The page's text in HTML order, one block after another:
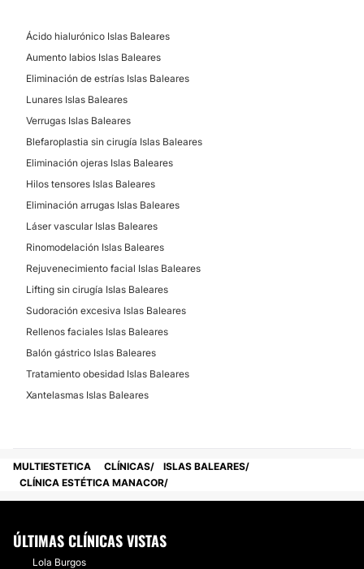
No
Tarjeta de Crédito/Débito
Efectivo
Tratamiento antimanchas
Tratamiento capilar
Tratamiento antiacné
Angiomas
Alopecia
Rosácea
Cuperosis
Mesoterapia capilar
Peeling
EMSculpt®
Drenaje linfático
Radiofrecuencia facial
Celulitis
Cavitación
Trasplantes capilares
Ácido hialurónico Islas Baleares
Aumento labios Islas Baleares
Eliminación de estrías Islas Baleares
Lunares Islas Baleares
Verrugas Islas Baleares
Blefaroplastia sin cirugía Islas Baleares
Eliminación ojeras Islas Baleares
Hilos tensores Islas Baleares
Eliminación arrugas Islas Baleares
Láser vascular Islas Baleares
Rinomodelación Islas Baleares
Rejuvenecimiento facial Islas Baleares
Lifting sin cirugía Islas Baleares
Sudoración excesiva Islas Baleares
Rellenos faciales Islas Baleares
Balón gástrico Islas Baleares
Tratamiento obesidad Islas Baleares
Xantelasmas Islas Baleares
MULTIESTETICA CLÍNICAS
ISLAS BALEARES
CLÍNICA ESTÉTICA MANACOR
ÚLTIMAS CLÍNICAS VISTAS
Lola Burgos